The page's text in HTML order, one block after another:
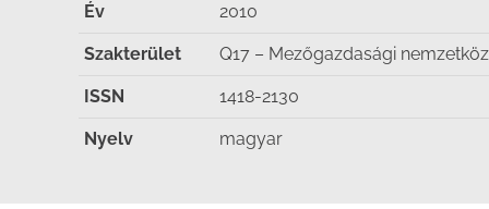
Év 2010
Szakterület Q17 – Mezőgazdasági
ISSN 1418-2130
Nyelv magyar